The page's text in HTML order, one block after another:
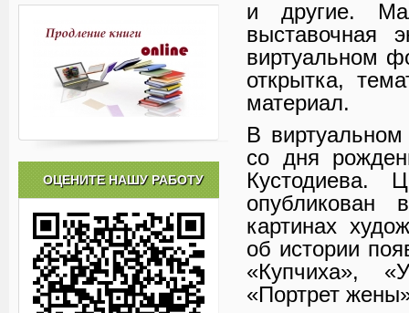
и другие.
выставочная
виртуальном
открытка,
материал.
В
со дня
Кустодиева.
опубликован
картинах
об истории
«Купчиха»,
«Портрет
ОЦЕНИТЕ НАШУ РАБОТУ